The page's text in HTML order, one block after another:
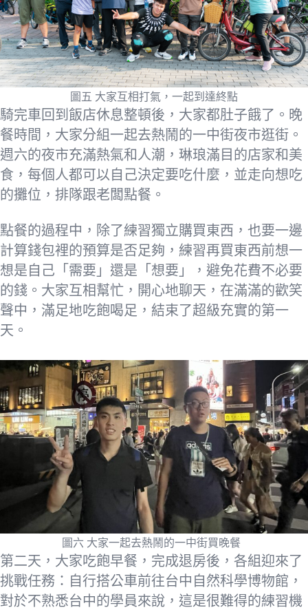
圖五 大家互相打氣，一起到達終點
騎完車回到飯店休息整頓後，大家都肚子餓了。晚
餐時間，大家分組一起去熱鬧的一中街夜市逛街。
週六的夜市充滿熱氣和人潮，琳琅滿目的店家和美
食，每個人都可以自己決定要吃什麼，並走向想吃
的攤位，排隊跟老闆點餐。
點餐的過程中，除了練習獨立購買東西，也要一邊
計算錢包裡的預算是否足夠，練習再買東西前想一
想是自己「需要」還是「想要」，避免花費不必要
的錢。大家互相幫忙，開心地聊天，在滿滿的歡笑
聲中，滿足地吃飽喝足，結束了超級充實的第一
天。
圖六 大家一起去熱鬧的一中街買晚餐
第二天，大家吃飽早餐，完成退房後，各組迎來了
挑戰任務：自行搭公車前往台中自然科學博物館，
對於不熟悉台中的學員來說，這是很難得的練習機